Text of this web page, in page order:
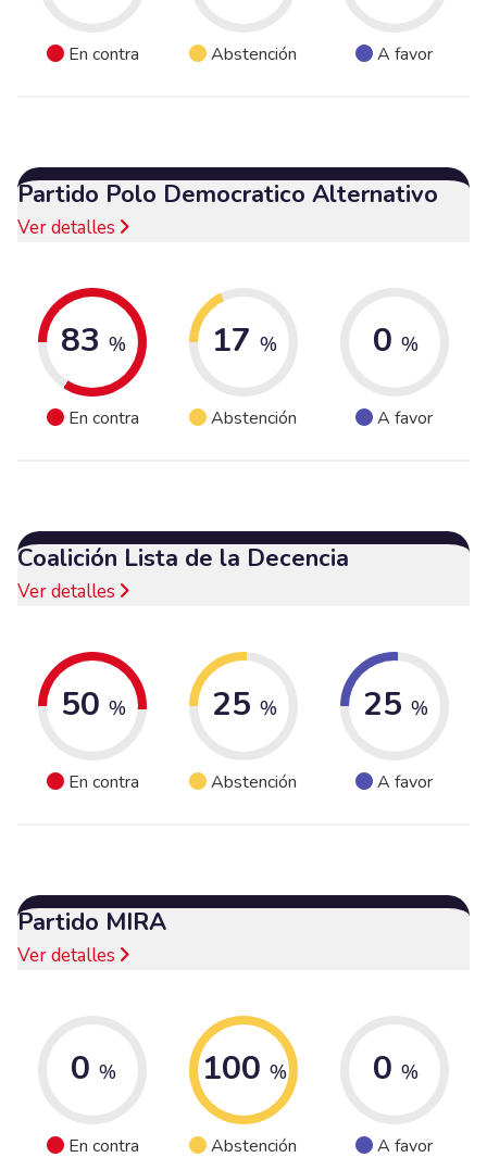
En contra Abstención A favor
Partido Polo Democratico Alternativo
Ver detalles
83 %
En contra
17 %
Abstención
0 %
A favor
Coalición Lista de la Decencia
Ver detalles
50 %
En contra
25 %
Abstención
25 %
A favor
Partido MIRA
Ver detalles
0 %
En contra
100 %
Abstención
0 %
A favor